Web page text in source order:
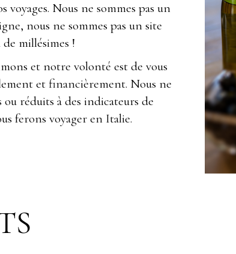
Nous ne sommes pas un
nous ne sommes pas un site
millésimes !
et notre volonté est de vous
et financièrement. Nous ne
ou réduits à des indicateurs de
ferons voyager en Italie.